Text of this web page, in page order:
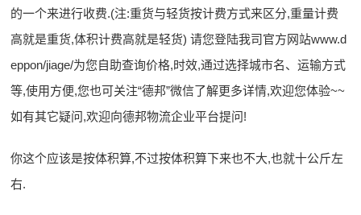
的一个来进行收费.(注:重货与轻货按计费方式来区分,重量计费
高就是重货,体积计费高就是轻货) 请您登陆我司官方网站www.d
eppon/jiage/为您自助查询价格,时效,通过选择城市名、运输方式
等,使用方便,您也可关注“德邦”微信了解更多详情,欢迎您体验~~
如有其它疑问,欢迎向德邦物流企业平台提问!
你这个应该是按体积算,不过按体积算下来也不大,也就十公斤左
右.